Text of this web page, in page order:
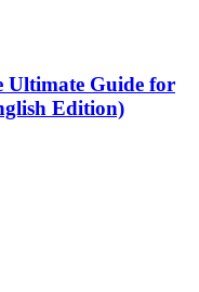
Ultimate Guide for
Edition)